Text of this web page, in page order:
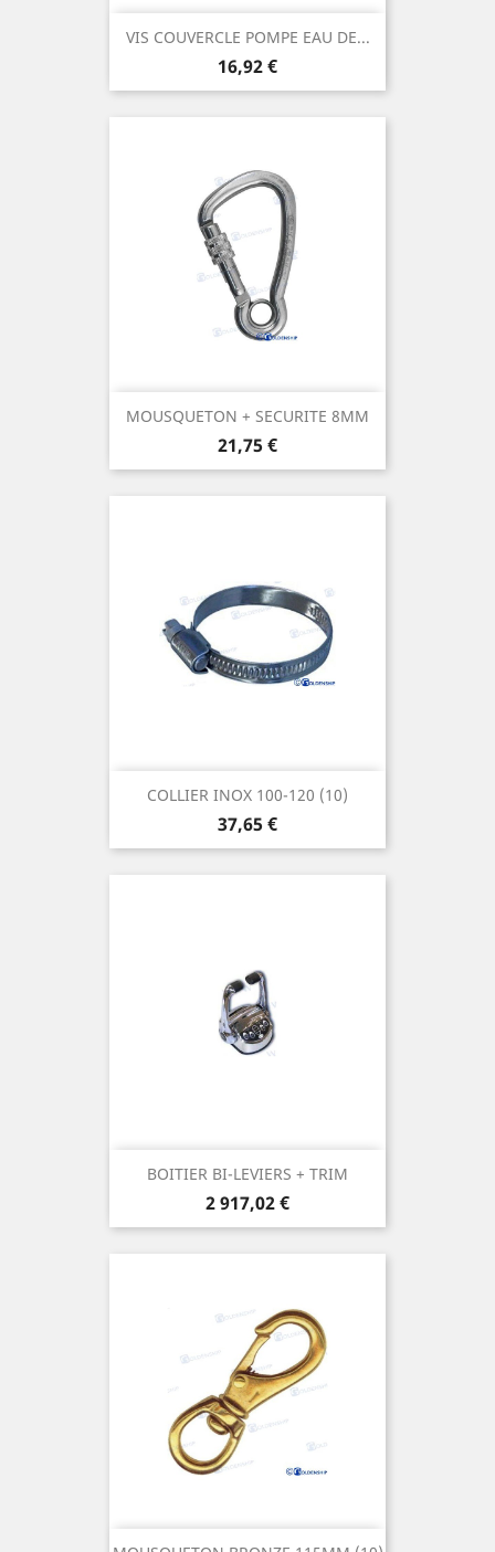
VIS COUVERCLE POMPE EAU DE...
Prix
16,92 €
MOUSQUETON + SECURITE 8MM
Prix
21,75 €
COLLIER INOX 100-120 (10)
Prix
37,65 €
BOITIER BI-LEVIERS + TRIM
Prix
2 917,02 €